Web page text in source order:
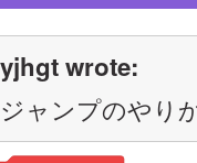
yjhgt wrote:
ジャンプのやり